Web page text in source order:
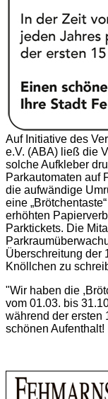
Auf Initiative des
e.V. (ABA) ließ die
solche Aufkleber
Parkautomaten auf
die aufwändige
eine
erhöhten
Parktickets. Die
Überschreitung der
Knöllchen zu
"Wir haben die
vom 01.03. bis
während der ersten
schönen Aufenthalt!